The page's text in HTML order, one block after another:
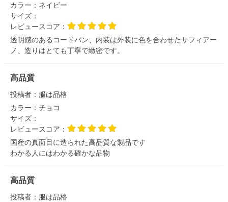
カラー： ネイビー
サイズ：
レビュースコア：
透明感のあるコードバン、内装は外装に色を合わせたサフィアー
ノ、造りはとても丁寧で緻密です。
高品質
投稿者： 服は品格
カラー： チョコ
サイズ：
レビュースコア：
国産の真面目に造られた高品質な製品です
わかる人にはわかる確かな品物
高品質
投稿者： 服は品格